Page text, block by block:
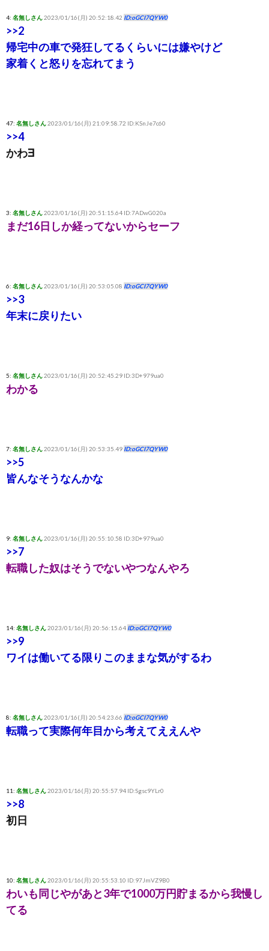
4: 名無しさん2023/01/16(月) 20:52:18.42 ID:oGCI7QYW0
>>2
帰宅中の車で発狂してるくらいには嫌やけど
家着くと怒りを忘れてまう
47: 名無しさん2023/01/16(月) 21:09:58.72 ID:KSnJe7c60
>>4
かわ∃
3: 名無しさん2023/01/16(月) 20:51:15.64 ID:7ADwG020a
まだ16日しか経ってないからセーフ
6: 名無しさん2023/01/16(月) 20:53:05.08 ID:oGCI7QYW0
>>3
年末に戻りたい
5: 名無しさん2023/01/16(月) 20:52:45.29 ID:3D+979ua0
わかる
7: 名無しさん2023/01/16(月) 20:53:35.49 ID:oGCI7QYW0
>>5
皆んなそうなんかな
9: 名無しさん2023/01/16(月) 20:55:10.58 ID:3D+979ua0
>>7
転職した奴はそうでないやつなんやろ
14: 名無しさん2023/01/16(月) 20:56:15.64 ID:oGCI7QYW0
>>9
ワイは働いてる限りこのままな気がするわ
8: 名無しさん2023/01/16(月) 20:54:23.66 ID:oGCI7QYW0
転職って実際何年目から考えてええんや
11: 名無しさん2023/01/16(月) 20:55:57.94 ID:Sgsc9YLr0
>>8
初日
10: 名無しさん2023/01/16(月) 20:55:53.10 ID:97JmVZ9B0
わいも同じやがあと3年で1000万円貯まるから我慢し
てる